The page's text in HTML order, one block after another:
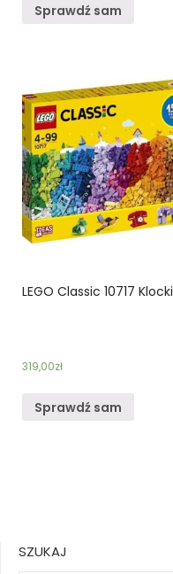
Sprawdź sam
LEGO Classic 10717 Klocki
319,00zł
Sprawdź sam
SZUKAJ